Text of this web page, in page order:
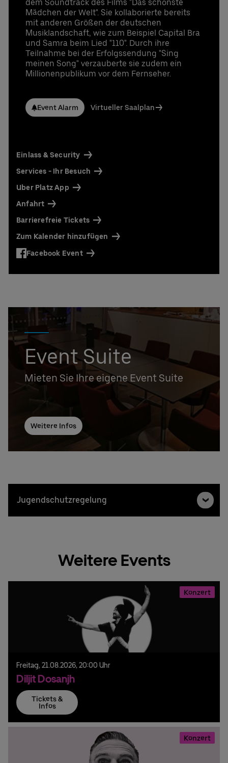
dem Soundtrack des Films "Das schönste
Mädchen der Welt". Sie kollaborierte bereits
mit anderen Größen der deutschen
Musiklandschaft, wie zum Beispiel Capital Bra
und Samra beim Lied "110". Durch ihre
Teilnahme bei der Erfolgssendung "Sing
meinen Song" verzauberte sie zudem ein
Millionenpublikum vor dem Fernseher.
Event Alarm Virtueller Saalplan
Einlass & Security
Services - Ihr Besuch
Uber Platz App
Anfahrt
Barrierefreie Tickets
Zum Kalender hinzufügen
Facebook Event
Event Suite
Mieten Sie Ihre eigene Event Suite
Weitere Infos
Jugendschutzregelung
Weitere Events
Konzert
Freitag, 21.08.2026, 20:00 Uhr
Diljit Dosanjh
Tickets &
Infos
Konzert